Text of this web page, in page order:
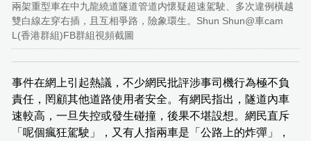
兩架重型車在中九龍繞道隧道管道内懷疑超速駕駛、多次違例橫越
雙白線左穿右插，且互相爭路，險象環生。Shun Shun@車cam
L(香港群組)FB群組視頻截圖
事件在網上引起熱議，不少網民批評涉事司機行為極不負
責任，罔顧其他道路使用者安全。有網民指出，隧道內車
速較高，一旦失控或發生碰撞，後果不堪設想。網民直斥
「呢個瘋狂駕駛」，又有人指兩車是「公路上的炸彈」，